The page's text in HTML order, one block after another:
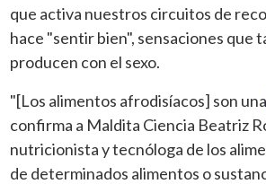
que activa nuestros circuitos de
hace "sentir bien", sensaciones que
producen con el sexo.
"[Los alimentos afrodisíacos] son una
confirma a Maldita Ciencia Beatriz
nutricionista y tecnóloga de los
de determinados alimentos o